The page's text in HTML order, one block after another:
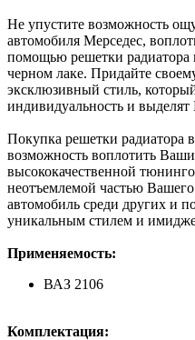
Не упустите возможность
автомобиля Мерседес,
помощью решетки
черном лаке. Придайте
эксклюзивный стиль,
индивидуальность и выделят
Покупка решетки радиатора
возможность воплотить
высококачественной
неотъемлемой частью
автомобиль среди других и
уникальным стилем и
Применяемость:
ВАЗ 2106
Комплектация: